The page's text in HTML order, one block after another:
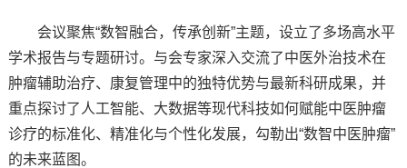
会议聚焦“数智融合，传承创新”主题，设立了多场高水平
学术报告与专题研讨。与会专家深入交流了中医外治技术在
肿瘤辅助治疗、康复管理中的独特优势与最新科研成果，并
重点探讨了人工智能、大数据等现代科技如何赋能中医肿瘤
诊疗的标准化、精准化与个性化发展，勾勒出“数智中医肿瘤”
的未来蓝图。